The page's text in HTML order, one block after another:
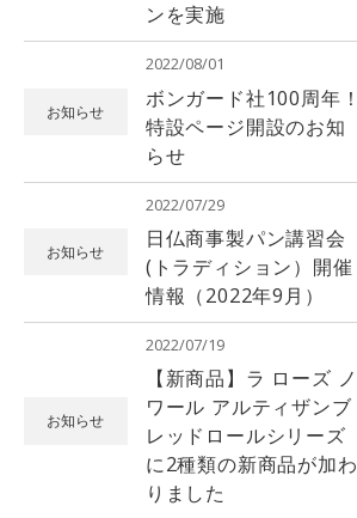
ンを実施
お知らせ
2022/08/01
ボンガード社100周年！
特設ページ開設のお知
らせ
お知らせ
2022/07/29
日仏商事製パン講習会
(トラディション）開催
情報（2022年9月）
お知らせ
2022/07/19
【新商品】ラ ローズ ノ
ワール アルティザンブ
レッドロールシリーズ
に2種類の新商品が加わ
りました